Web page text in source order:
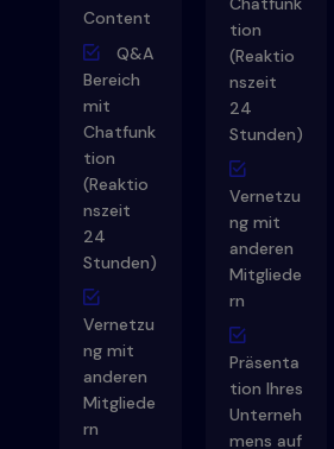
Content
Q&A
Bereich
mit
Chatfunk
tion
(Reaktio
nszeit
24
Stunden)
Vernetzu
ng mit
anderen
Mitgliede
rn
tion
(Reaktio
nszeit
24
Stunden)
Vernetzu
ng mit
anderen
Mitgliede
rn
Präsenta
tion Ihres
Unterneh
mens auf